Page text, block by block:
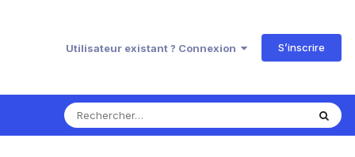
Utilisateur existant ? Connexion S’inscrire